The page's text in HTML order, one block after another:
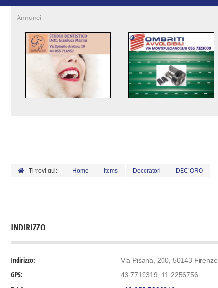
Annunci
Ti trovi qui: Home Items Decoratori DEC’ORO
INDIRIZZO
Indirizzo: Via Pisana, 200, 50143
GPS: 43.7719319, 11.2256756